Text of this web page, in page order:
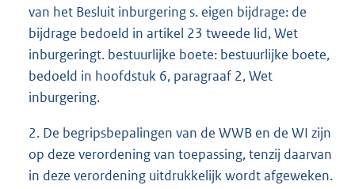
van het Besluit inburgering s. eigen bijdrage: de
bijdrage bedoeld in artikel 23 tweede lid, Wet
inburgeringt. bestuurlijke boete: bestuurlijke boete,
bedoeld in hoofdstuk 6, paragraaf 2, Wet
inburgering.
2. De begripsbepalingen van de WWB en de WI zijn
op deze verordening van toepassing, tenzij daarvan
in deze verordening uitdrukkelijk wordt afgeweken.